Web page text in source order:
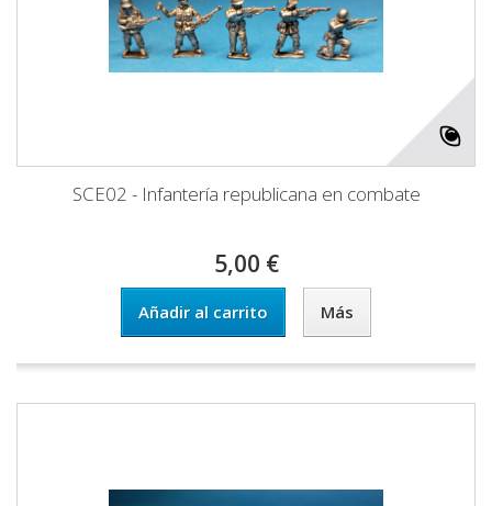
SCE02 - Infantería republicana en combate
5,00 €
Añadir al carrito Más